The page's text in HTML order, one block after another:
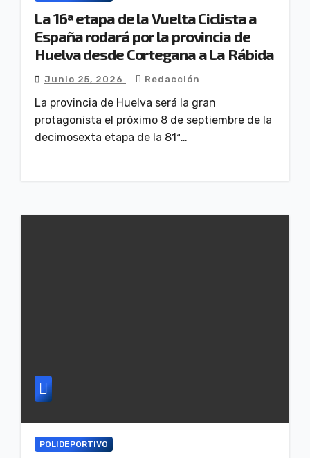
La 16ª etapa de la Vuelta Ciclista a
España rodará por la provincia de
Huelva desde Cortegana a La Rábida
Junio 25, 2026 Redacción
La provincia de Huelva será la gran
protagonista el próximo 8 de septiembre de la
decimosexta etapa de la 81ª…
POLIDEPORTIVO